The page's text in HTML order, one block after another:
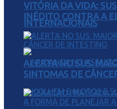
INTERNACIONAIS
VITÓRIA DA VIDA:
INÉDITO CONTRA A
ALERTA NO SUS:
SINTOMAS DE